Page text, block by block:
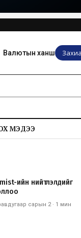
Валютын ханш
МЭДЭЭ
ийн нийтлэлүүдийг
сарын 2· 1 мин